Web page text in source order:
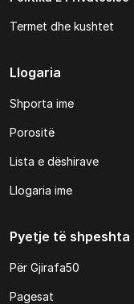
Termet dhe kushtet
Llogaria
Shporta ime
Porositë
Lista e dëshirave
Llogaria ime
Pyetje të shpeshta
Për Gjirafa50
Pagesat